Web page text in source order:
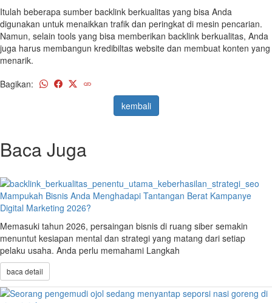
Itulah beberapa sumber backlink berkualitas yang bisa Anda
digunakan untuk menaikkan trafik dan peringkat di mesin pencarian.
Namun, selain tools yang bisa memberikan backlink berkualitas, Anda
juga harus membangun kredibiltas website dan membuat konten yang
menarik.
Bagikan:
kembali
Baca Juga
Mampukah Bisnis Anda Menghadapi Tantangan Berat Kampanye
Digital Marketing 2026?
Memasuki tahun 2026, persaingan bisnis di ruang siber semakin
menuntut kesiapan mental dan strategi yang matang dari setiap
pelaku usaha. Anda perlu memahami Langkah
baca detail